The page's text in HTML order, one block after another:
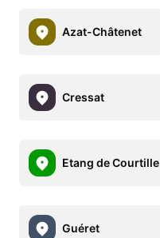
Azat-Châtenet
Cressat
Etang de Courtille
Guéret